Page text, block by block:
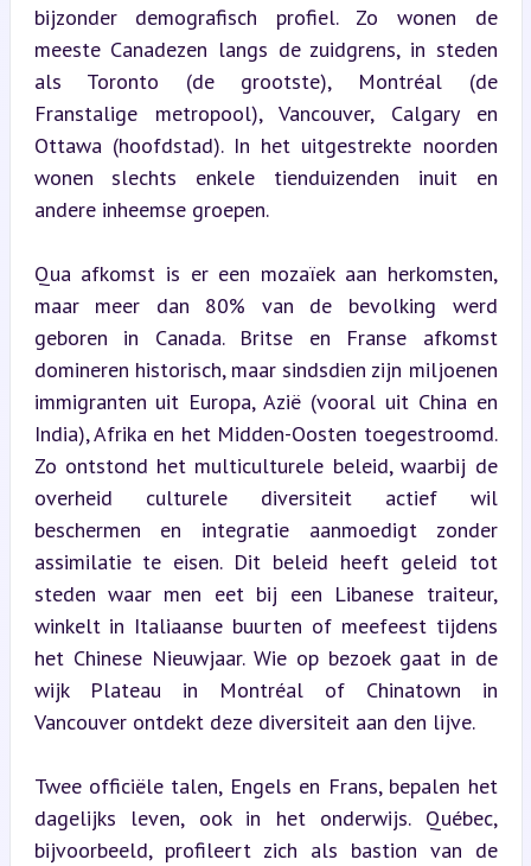
bijzonder demografisch profiel. Zo wonen de
meeste Canadezen langs de zuidgrens, in steden
als Toronto (de grootste), Montréal (de
Franstalige metropool), Vancouver, Calgary en
Ottawa (hoofdstad). In het uitgestrekte noorden
wonen slechts enkele tienduizenden inuit en
andere inheemse groepen.
Qua afkomst is er een mozaïek aan herkomsten,
maar meer dan 80% van de bevolking werd
geboren in Canada. Britse en Franse afkomst
domineren historisch, maar sindsdien zijn miljoenen
immigranten uit Europa, Azië (vooral uit China en
India), Afrika en het Midden-Oosten toegestroomd.
Zo ontstond het multiculturele beleid, waarbij de
overheid culturele diversiteit actief wil
beschermen en integratie aanmoedigt zonder
assimilatie te eisen. Dit beleid heeft geleid tot
steden waar men eet bij een Libanese traiteur,
winkelt in Italiaanse buurten of meefeest tijdens
het Chinese Nieuwjaar. Wie op bezoek gaat in de
wijk Plateau in Montréal of Chinatown in
Vancouver ontdekt deze diversiteit aan den lijve.
Twee officiële talen, Engels en Frans, bepalen het
dagelijks leven, ook in het onderwijs. Québec,
bijvoorbeeld, profileert zich als bastion van de